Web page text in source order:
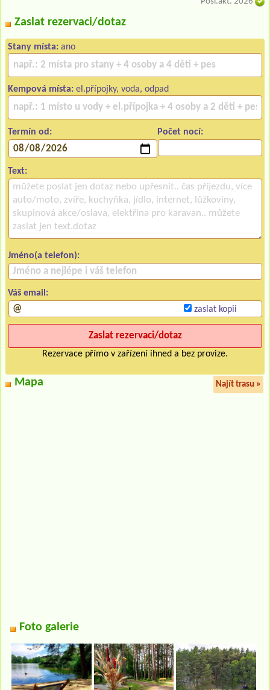
Zaslat rezervaci/dotaz
Stany místa: ano
Kempová místa: el.přípojky, voda, odpad
Termín od: Počet nocí:
Text:
Jméno(a telefon):
Váš email:
zaslat kopii
Rezervace přímo v zařízení ihned a bez provize.
Mapa Najít trasu »
Foto galerie